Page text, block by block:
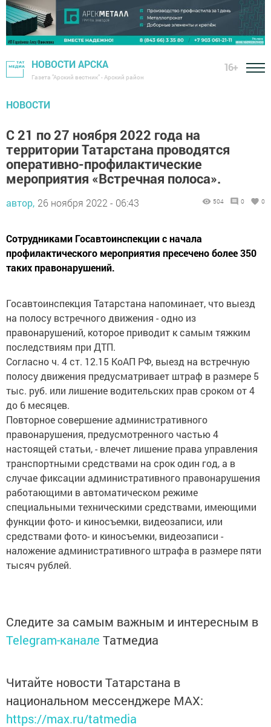
НОВОСТИ АРСКА
Газета "Арский вестник" - Арский район
16+
НОВОСТИ
С 21 по 27 ноября 2022 года на
территории Татарстана проводятся
оперативно-профилактические
мероприятия «Встречная полоса».
автор, 26 ноября 2022 - 06:43 504 0 0
Сотрудниками Госавтоинспекции с начала
профилактического мероприятия пресечено более 350
таких правонарушений.
Госавтоинспекция Татарстана напоминает, что выезд
на полосу встречного движения - одно из
правонарушений, которое приводит к самым тяжким
последствиям при ДТП.
Согласно ч. 4 ст. 12.15 КоАП РФ, выезд на встречную
полосу движения предусматривает штраф в размере 5
тыс. руб. или лишение водительских прав сроком от 4
до 6 месяцев.
Повторное совершение административного
правонарушения, предусмотренного частью 4
настоящей статьи, - влечет лишение права управления
транспортными средствами на срок один год, а в
случае фиксации административного правонарушения
работающими в автоматическом режиме
специальными техническими средствами, имеющими
функции фото- и киносъемки, видеозаписи, или
средствами фото- и киносъемки, видеозаписи -
наложение административного штрафа в размере пяти
тысяч рублей.
Следите за самым важным и интересным в
Telegram-канале Татмедиа
Читайте новости Татарстана в
национальном мессенджере MАХ:
https://max.ru/tatmedia